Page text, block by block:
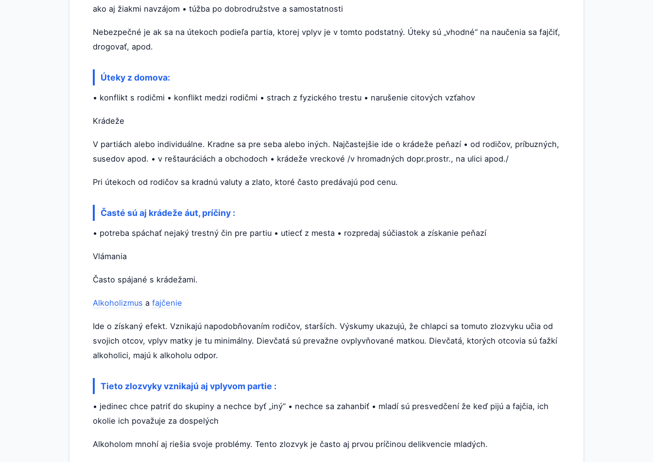
ako aj žiakmi navzájom • túžba po dobrodružstve a samostatnosti
Nebezpečné je ak sa na útekoch podieľa partia, ktorej vplyv je v tomto podstatný. Úteky sú „vhodné“ na naučenia sa fajčiť,
drogovať, apod.
Úteky z domova:
• konflikt s rodičmi • konflikt medzi rodičmi • strach z fyzického trestu • narušenie citových vzťahov
Krádeže
V partiách alebo individuálne. Kradne sa pre seba alebo iných. Najčastejšie ide o krádeže peňazí • od rodičov, príbuzných,
susedov apod. • v reštauráciách a obchodoch • krádeže vreckové /v hromadných dopr.prostr., na ulici apod./
Pri útekoch od rodičov sa kradnú valuty a zlato, ktoré často predávajú pod cenu.
Časté sú aj krádeže áut, príčiny :
• potreba spáchať nejaký trestný čin pre partiu • utiecť z mesta • rozpredaj súčiastok a získanie peňazí
Vlámania
Často spájané s krádežami.
Alkoholizmus a fajčenie
Ide o získaný efekt. Vznikajú napodobňovaním rodičov, starších. Výskumy ukazujú, že chlapci sa tomuto zlozvyku učia od
svojich otcov, vplyv matky je tu minimálny. Dievčatá sú prevažne ovplyvňované matkou. Dievčatá, ktorých otcovia sú ťažkí
alkoholici, majú k alkoholu odpor.
Tieto zlozvyky vznikajú aj vplyvom partie :
• jedinec chce patriť do skupiny a nechce byť „iný“ • nechce sa zahanbiť • mladí sú presvedčení že keď pijú a fajčia, ich
okolie ich považuje za dospelých
Alkoholom mnohí aj riešia svoje problémy. Tento zlozvyk je často aj prvou príčinou delikvencie mladých.